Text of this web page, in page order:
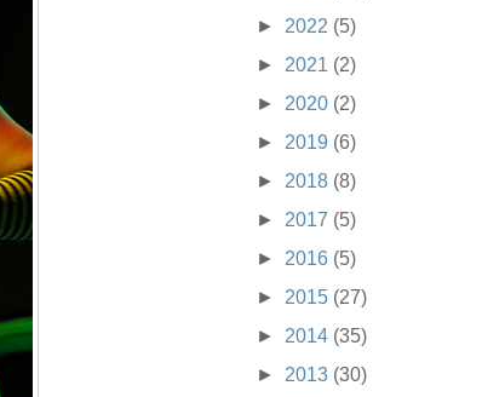
► 2022 (5)
► 2021 (2)
► 2020 (2)
► 2019 (6)
► 2018 (8)
► 2017 (5)
► 2016 (5)
► 2015 (27)
► 2014 (35)
► 2013 (30)